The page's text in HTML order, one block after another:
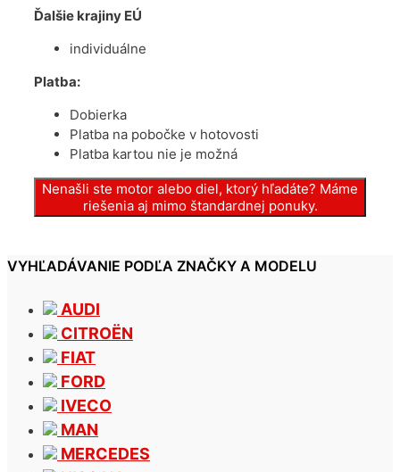
Ďalšie krajiny EÚ
individuálne
Platba:
Dobierka
Platba na pobočke v hotovosti
Platba kartou nie je možná
Nenašli ste motor alebo diel, ktorý hľadáte? Máme
riešenia aj mimo štandardnej ponuky.
VYHĽADÁVANIE PODĽA ZNAČKY A MODELU
AUDI
CITROËN
FIAT
FORD
IVECO
MAN
MERCEDES